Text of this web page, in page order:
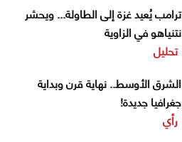
ترامب يُعيد غزة إلى الطاولة... ويحشر
نتنياهو في الزاوية
تحليل
الشرق الأوسط.. نهاية قرن وبداية
جغرافيا جديدة!
رأي